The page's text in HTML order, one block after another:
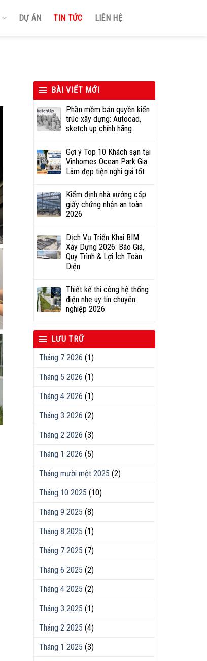
DỰ ÁN TIN TỨC LIÊN HỆ
BÀI VIẾT MỚI
Phần mềm bản quyền kiến
trúc xây dựng: Autocad,
sketch up chính hãng
Gợi ý Top 10 Khách sạn tại
Vinhomes Ocean Park Gia
Lâm đẹp tiện nghi giá tốt
Kiểm định nhà xưởng cấp
giấy chứng nhận an toàn
2026
Dịch Vụ Triển Khai BIM
Xây Dựng 2026: Báo Giá,
Quy Trình & Lợi Ích Toàn
Diện
Thiết kế thi công hệ thống
điện nhẹ uy tín chuyên
nghiệp 2026
LƯU TRỮ
Tháng 7 2026 (1)
Tháng 5 2026 (1)
Tháng 4 2026 (1)
Tháng 3 2026 (2)
Tháng 2 2026 (3)
Tháng 1 2026 (5)
Tháng mười một 2025 (2)
Tháng 10 2025 (10)
Tháng 9 2025 (8)
Tháng 8 2025 (1)
Tháng 7 2025 (7)
Tháng 6 2025 (2)
Tháng 4 2025 (2)
Tháng 3 2025 (1)
Tháng 2 2025 (4)
Tháng 1 2025 (3)